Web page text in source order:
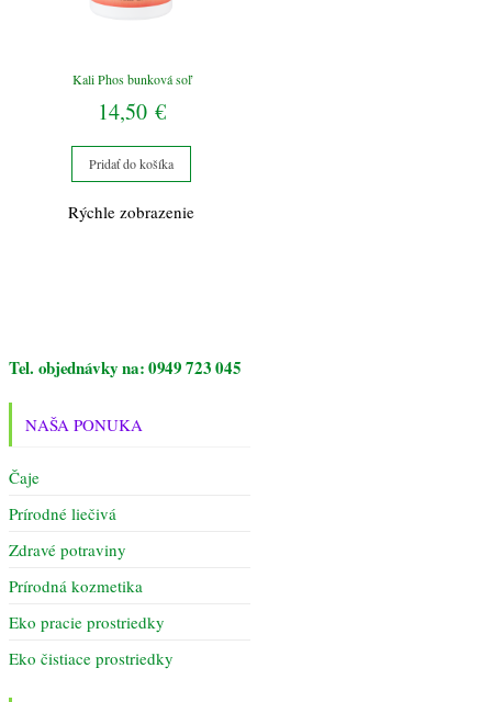
Kali Phos bunková soľ
14,50 €
Pridať do košíka
Rýchle zobrazenie
Tel. objednávky na: 0949 723 045
NAŠA PONUKA
Čaje
Prírodné liečivá
Zdravé potraviny
Prírodná kozmetika
Eko pracie prostriedky
Eko čistiace prostriedky